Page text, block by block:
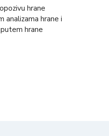
hrane
analizama hrane i
hrane